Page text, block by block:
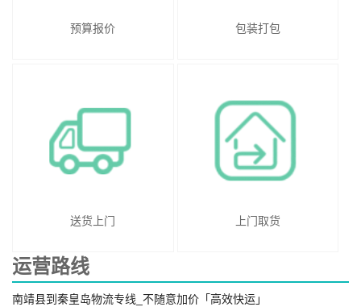
预算报价 包装打包
送货上门 上门取货
运营路线
南靖县到秦皇岛物流专线_不随意加价「高效快运」